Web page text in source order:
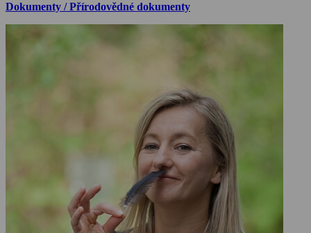
Dokumenty / Přírodovědné dokumenty